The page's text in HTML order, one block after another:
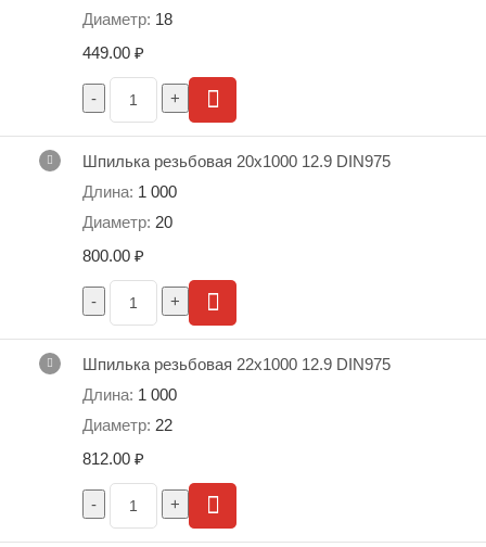
18
449.00 ₽
Шпилька резьбовая 20х1000 12.9 DIN975
1 000
20
800.00 ₽
Шпилька резьбовая 22х1000 12.9 DIN975
1 000
22
812.00 ₽